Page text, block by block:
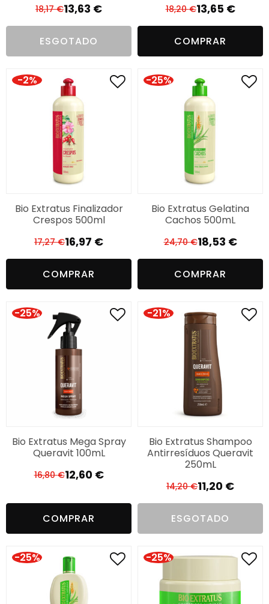
18,17€ O
preço
original
era:
13,63 €
O
preço
atual
é:
ESGOTADO
18,20€ O
preço
original
era:
13,65 €
O
preço
atual
é:
COMPRAR
-2%
Bio Extratus Finalizador
Crespos 500ml
17,27€ O
preço
original
era:
16,97 €
O
preço
atual
é:
COMPRAR
-25%
Bio Extratus Gelatina
Cachos 500mL
24,70€O
preço
original
era:
18,53 €
O
preço
atual
é:
COMPRAR
-25%
Bio Extratus Mega Spray
Queravit 100mL
16,80€ O
era:
12,60 €
O
é:
COMPRAR
-21%
Bio Extratus Shampoo
Antirresíduos Queravit
250mL
14,20€O
preço
original
era:
11,20 €
O
preço
atual
é:
ESGOTADO
-25% -25%